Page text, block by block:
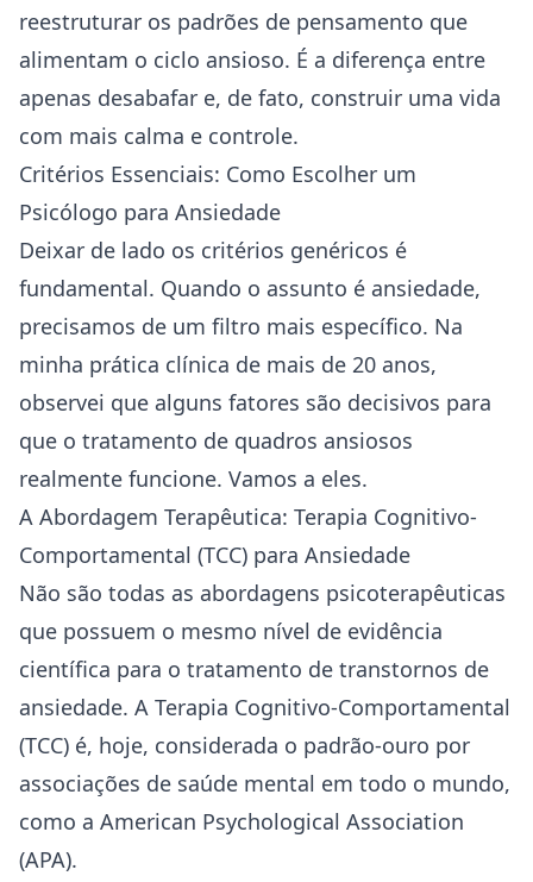
reestruturar os padrões de pensamento que
alimentam o ciclo ansioso. É a diferença entre
apenas desabafar e, de fato, construir uma vida
com mais calma e controle.
Critérios Essenciais: Como Escolher um
Psicólogo para Ansiedade
Deixar de lado os critérios genéricos é
fundamental. Quando o assunto é ansiedade,
precisamos de um filtro mais específico. Na
minha prática clínica de mais de 20 anos,
observei que alguns fatores são decisivos para
que o tratamento de quadros ansiosos
realmente funcione. Vamos a eles.
A Abordagem Terapêutica: Terapia Cognitivo-
Comportamental (TCC) para Ansiedade
Não são todas as abordagens psicoterapêuticas
que possuem o mesmo nível de evidência
científica para o tratamento de transtornos de
ansiedade. A Terapia Cognitivo-Comportamental
(TCC) é, hoje, considerada o padrão-ouro por
associações de saúde mental em todo o mundo,
como a American Psychological Association
(APA).